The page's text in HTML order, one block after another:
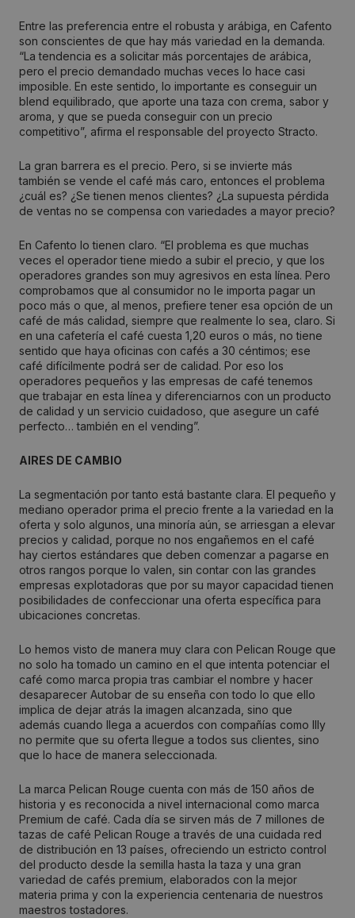
Entre las preferencia entre el robusta y arábiga, en Cafento
son conscientes de que hay más variedad en la demanda.
“La tendencia es a solicitar más porcentajes de arábica,
pero el precio demandado muchas veces lo hace casi
imposible. En este sentido, lo importante es conseguir un
blend equilibrado, que aporte una taza con crema, sabor y
aroma, y que se pueda conseguir con un precio
competitivo”, afirma el responsable del proyecto Stracto.
La gran barrera es el precio. Pero, si se invierte más
también se vende el café más caro, entonces el problema
¿cuál es? ¿Se tienen menos clientes? ¿La supuesta pérdida
de ventas no se compensa con variedades a mayor precio?
En Cafento lo tienen claro. “El problema es que muchas
veces el operador tiene miedo a subir el precio, y que los
operadores grandes son muy agresivos en esta línea. Pero
comprobamos que al consumidor no le importa pagar un
poco más o que, al menos, prefiere tener esa opción de un
café de más calidad, siempre que realmente lo sea, claro. Si
en una cafetería el café cuesta 1,20 euros o más, no tiene
sentido que haya oficinas con cafés a 30 céntimos; ese
café difícilmente podrá ser de calidad. Por eso los
operadores pequeños y las empresas de café tenemos
que trabajar en esta línea y diferenciarnos con un producto
de calidad y un servicio cuidadoso, que asegure un café
perfecto… también en el vending”.
AIRES DE CAMBIO
La segmentación por tanto está bastante clara. El pequeño y
mediano operador prima el precio frente a la variedad en la
oferta y solo algunos, una minoría aún, se arriesgan a elevar
precios y calidad, porque no nos engañemos en el café
hay ciertos estándares que deben comenzar a pagarse en
otros rangos porque lo valen, sin contar con las grandes
empresas explotadoras que por su mayor capacidad tienen
posibilidades de confeccionar una oferta específica para
ubicaciones concretas.
Lo hemos visto de manera muy clara con Pelican Rouge que
no solo ha tomado un camino en el que intenta potenciar el
café como marca propia tras cambiar el nombre y hacer
desaparecer Autobar de su enseña con todo lo que ello
implica de dejar atrás la imagen alcanzada, sino que
además cuando llega a acuerdos con compañías como Illy
no permite que su oferta llegue a todos sus clientes, sino
que lo hace de manera seleccionada.
La marca Pelican Rouge cuenta con más de 150 años de
historia y es reconocida a nivel internacional como marca
Premium de café. Cada día se sirven más de 7 millones de
tazas de café Pelican Rouge a través de una cuidada red
de distribución en 13 países, ofreciendo un estricto control
del producto desde la semilla hasta la taza y una gran
variedad de cafés premium, elaborados con la mejor
materia prima y con la experiencia centenaria de nuestros
maestros tostadores.